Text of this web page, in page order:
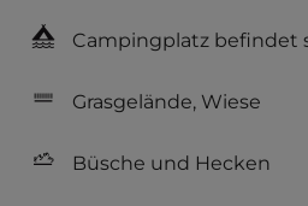
Campingplatz befindet
Grasgelände, Wiese
Büsche und Hecken